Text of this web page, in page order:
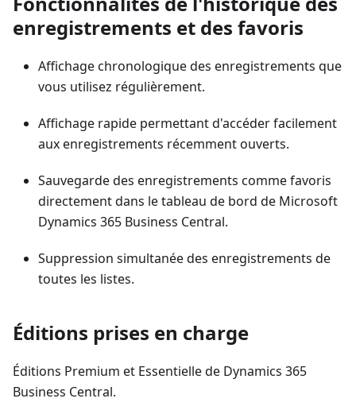
enregistrements et des favoris
Affichage chronologique des enregistrements que
vous utilisez régulièrement.
Affichage rapide permettant d'accéder facilement
aux enregistrements récemment ouverts.
Sauvegarde des enregistrements comme favoris
directement dans le tableau de bord de Microsoft
Dynamics 365 Business Central.
Suppression simultanée des enregistrements de
toutes les listes.
Éditions prises en charge
Éditions Premium et Essentielle de Dynamics 365
Business Central.